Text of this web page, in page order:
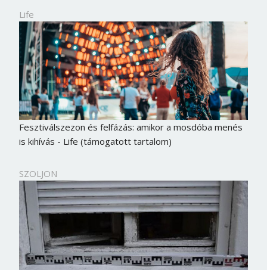
Life
Fesztiválszezon és felfázás: amikor a mosdóba menés
is kihívás - Life (támogatott tartalom)
SZOLJON